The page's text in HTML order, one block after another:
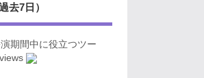
去7日）
期間中に役立つツー